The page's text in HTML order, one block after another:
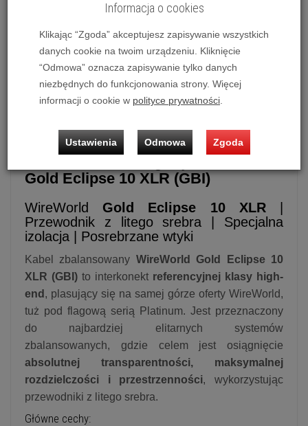
Interkonekt analogowy WireWorld Gold Eclipse 10 XLR
(GBI)
Możliwość zakupu produktu w bezpłatnymsystemie
ratalnym 0%na 10 lub 20 miesięcy.
Sprzedaż dotyczy kompletu czyli 2 szt. przewodów
Gold Eclipse 10 XLR (GBI)
WireWorld Gold Eclipse 10 XLR|
Przewodnik z litego srebra | Specjalna
izolacja | Posrebrzane wtyki
Kabel zbalansowany WireWorld Gold Eclipse 10
XLR (GBI) to interkonekt referencyjnej klasy high-
end , plasujący się na samej górze oferty WireWorld,
tuż pod flagową serią Platinum. Jest przeznaczony
do najbardziej elitarnych systemów
zbalansowanych, gdzie celem jest osiągnięcie
absolutnej transparentności, maksymalnej
rozdzielczości i przestrzenności, wykorzystując
przewodniki z litego srebra.
Główne cechy:
Informacja o cookies
Klikając “Zgoda” akceptujesz zapisywanie wszystkich
danych cookie na twoim urządzeniu. Kliknięcie
“Odmowa” oznacza zapisywanie tylko danych
niezbędnych do funkcjonowania strony. Więcej
informacji o cookie w polityce prywatności.
Ustawienia Odmowa Zgoda